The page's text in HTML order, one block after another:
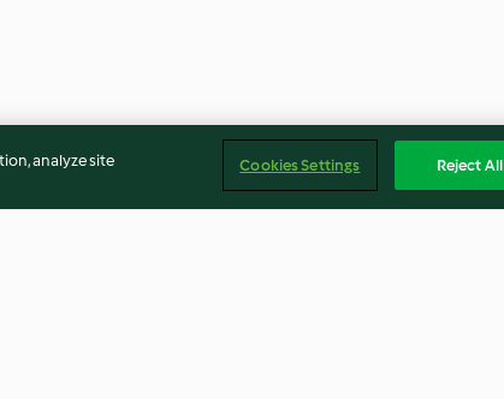
analyze site
Cookies Settings Reject All